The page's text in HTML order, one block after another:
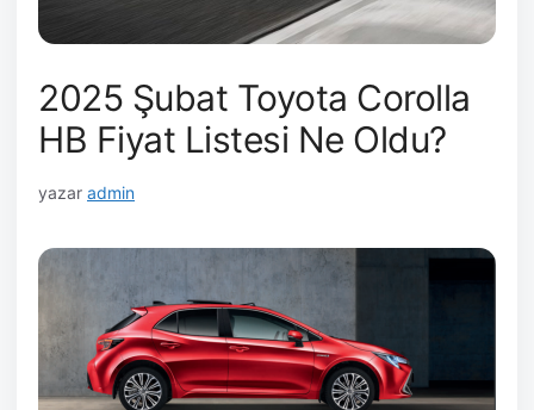
2025 Şubat Toyota Corolla
HB Fiyat Listesi Ne Oldu?
yazar admin